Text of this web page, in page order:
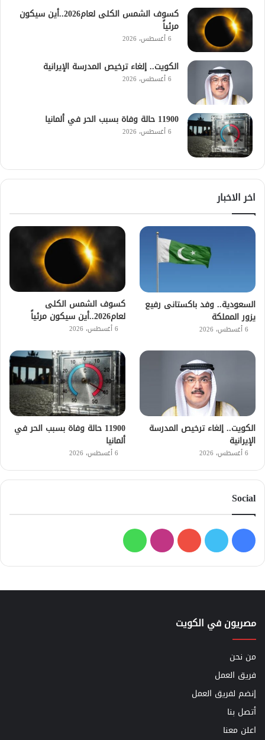
كسوف الشمس الكلى لعام2026..أين سيكون
مرئياً
6 أغسطس، 2026
الكويت.. إلغاء ترخيص المدرسة الإيرانية
6 أغسطس، 2026
11900 حالة وفاة بسبب الحر في ألمانيا
6 أغسطس، 2026
اخر الاخبار
السعودية.. وفد باكستانى رفيع
يزور المملكة
6 أغسطس، 2026
كسوف الشمس الكلى
لعام2026..أين سيكون مرئياً
6 أغسطس، 2026
الكويت.. إلغاء ترخيص المدرسة
الإيرانية
6 أغسطس، 2026
11900 حالة وفاة بسبب الحر في
ألمانيا
6 أغسطس، 2026
Social
فيسبوك
تويتر يوتيوبانستقرامواتساب
مصريون في الكويت
من نحن
فريق العمل
إنضم لفريق العمل
أتصل بنا
اعلن معنا